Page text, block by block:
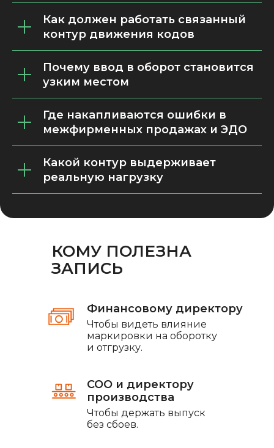
Как должен работать связанный
контур движения кодов
Почему ввод в оборот становится
узким местом
Где накапливаются ошибки в
межфирменных продажах и ЭДО
Какой контур выдерживает
реальную нагрузку
КОМУ ПОЛЕЗНА
ЗАПИСЬ
Чтобы видеть влияние
маркировки на оборотку
и отгрузку.
Финансовому директору
Чтобы держать выпуск
без сбоев.
COO и директору
производства